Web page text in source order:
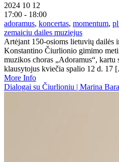
2024 10 12
17:00 - 18:00
adoramus, koncertas, momentum,
zemaiciu dailes muziejus
Artėjant 150-osioms lietuvių dailės
Konstantino Čiurlionio gimimo
muzikos choras „Adoramus“, kartu
klausytojus kviečia spalio 12 d. 17
More Info
Dialogai su Čiurlioniu | Marina